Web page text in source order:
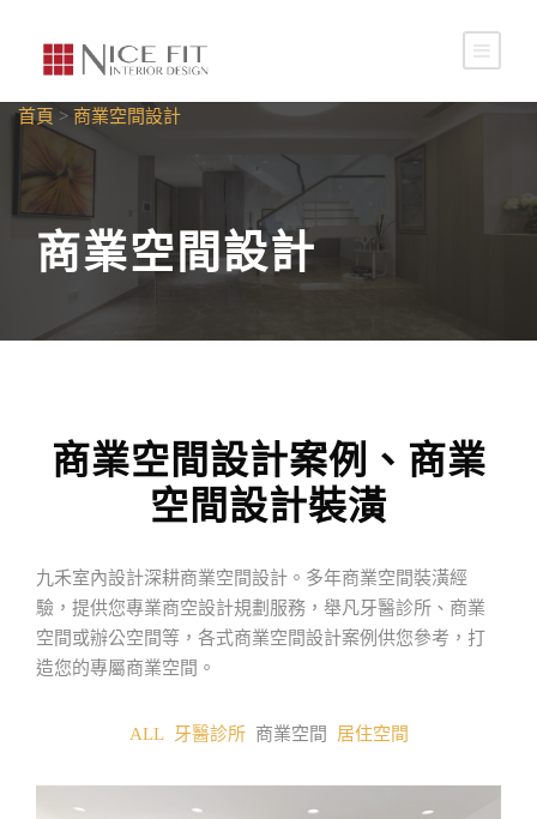
首頁 > 商業空間設計
商業空間設計
商業空間設計案例、商業
空間設計裝潢
九禾室內設計深耕商業空間設計。多年商業空間裝潢經
驗，提供您專業商空設計規劃服務，舉凡牙醫診所、商業
空間或辦公空間等，各式商業空間設計案例供您參考，打
造您的專屬商業空間。
ALL 牙醫診所商業空間 居住空間